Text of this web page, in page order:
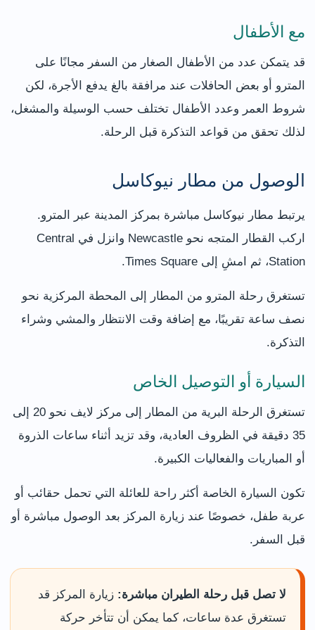
مع الأطفال
قد يتمكن عدد من الأطفال الصغار من السفر مجانًا على
المترو أو بعض الحافلات عند مرافقة بالغ يدفع الأجرة، لكن
شروط العمر وعدد الأطفال تختلف حسب الوسيلة والمشغل،
لذلك تحقق من قواعد التذكرة قبل الرحلة.
الوصول من مطار نيوكاسل
يرتبط مطار نيوكاسل مباشرة بمركز المدينة عبر المترو.
اركب القطار المتجه نحو Newcastle وانزل في Central
Station، ثم امشِ إلى Times Square.
تستغرق رحلة المترو من المطار إلى المحطة المركزية نحو
نصف ساعة تقريبًا، مع إضافة وقت الانتظار والمشي وشراء
التذكرة.
السيارة أو التوصيل الخاص
تستغرق الرحلة البرية من المطار إلى مركز لايف نحو 20 إلى
35 دقيقة في الظروف العادية، وقد تزيد أثناء ساعات الذروة
أو المباريات والفعاليات الكبيرة.
تكون السيارة الخاصة أكثر راحة للعائلة التي تحمل حقائب أو
عربة طفل، خصوصًا عند زيارة المركز بعد الوصول مباشرة أو
قبل السفر.
لا تصل قبل رحلة الطيران مباشرة: زيارة المركز قد
تستغرق عدة ساعات، كما يمكن أن تتأخر حركة